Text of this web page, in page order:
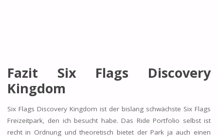
Fazit Six Flags Discovery
Kingdom
Six Flags Discovery Kingdom ist der bislang schwächste Six Flags
Freizeitpark, den ich besucht habe. Das Ride Portfolio selbst ist
recht in Ordnung und theoretisch bietet der Park ja auch einen